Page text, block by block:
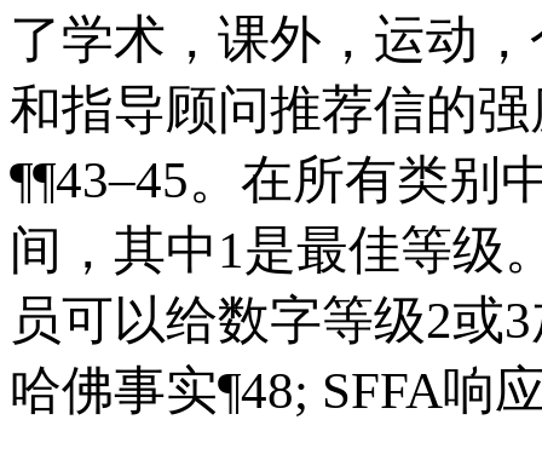
了学术，课外，运动
和指导顾问推荐信的
¶¶43–45。在所有类别
间，其中1是最佳等级
员可以给数字等级2或
哈佛事实¶48; SFFA响